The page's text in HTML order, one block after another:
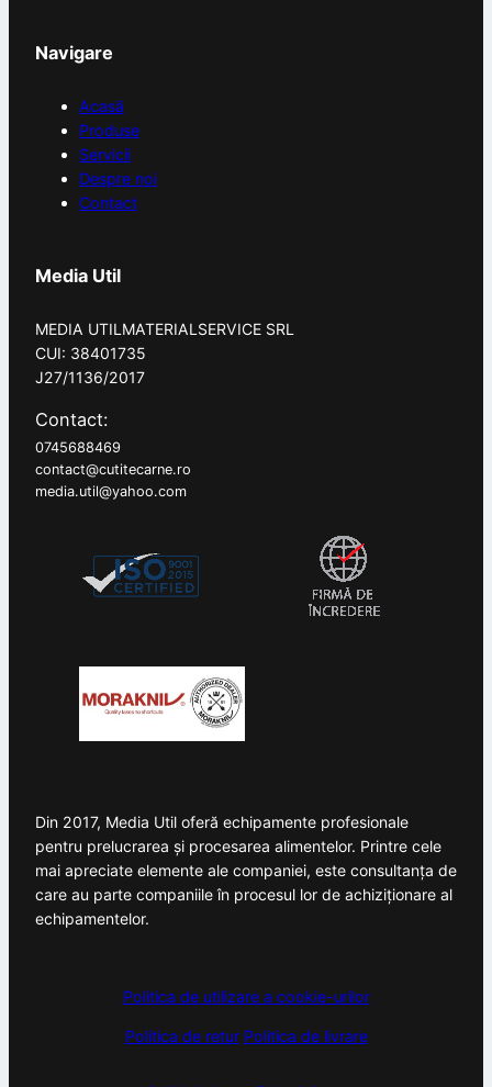
Navigare
Acasă
Produse
Servicii
Despre noi
Contact
Media Util
MEDIA UTILMATERIALSERVICE SRL
CUI: 38401735
J27/1136/2017
Contact:
0745688469
contact@cutitecarne.ro
media.util@yahoo.com
Din 2017, Media Util oferă echipamente profesionale
pentru prelucrarea și procesarea alimentelor. Printre cele
mai apreciate elemente ale companiei, este consultanța de
care au parte companiile în procesul lor de achiziționare al
echipamentelor.
Politica de utilizare a cookie-urilor
Politica de retur Politica de livrare